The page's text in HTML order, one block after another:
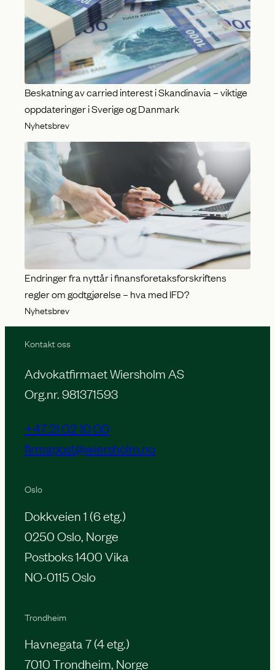
Beskatning av carried interest i Skandinavia – viktige
oppdateringer i Sverige og Danmark
Nyhetsbrev
Endringer fra nyttår i finansforetaksforskriftens
regler om godtgjørelse – hva med IFD?
Nyhetsbrev
Kontakt oss
Advokatfirmaet Wiersholm AS
Org.nr. 981371593
+47 21 02 10 00
firmapost@wiersholm.no
Oslo
Dokkveien 1 (6 etg.)
0250 Oslo, Norge
Postboks 1400 Vika
NO-0115 Oslo
Trondheim
Havnegata 7 (4 etg.)
7010 Trondheim, Norge